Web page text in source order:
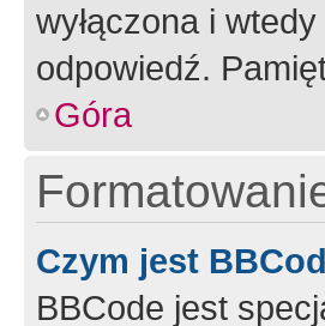
wyłączona i
odpowiedź.
Góra
Czym jest
BBCode jest